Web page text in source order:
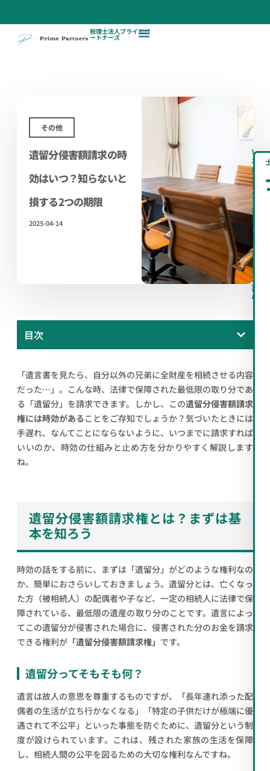
税理士法人プライムパ
ートナーズ
その他
遺留分侵害額請求の時
効はいつ？知らないと
損する2つの期限
2025-04-14
目次
「遺言書を見たら、自分以外の兄弟に全財産を相続させる内容
だった…」。こんな時、法律で保障された最低限の取り分であ
る「遺留分」を請求できます。しかし、この遺留分侵害額請求
権には時効があることをご存知でしょうか？気づいたときには
手遅れ、なんてことにならないように、いつまでに請求すれば
いいのか、時効の仕組みと止め方を分かりやすく解説します
ね。
遺留分侵害額請求権とは？まずは基
本を知ろう
時効の話をする前に、まずは「遺留分」がどのような権利なの
か、簡単におさらいしておきましょう。遺留分とは、亡くなっ
た方（被相続人）の配偶者や子など、一定の相続人に法律で保
障されている、最低限の遺産の取り分のことです。遺言によっ
てこの遺留分が侵害された場合に、侵害された分のお金を請求
できる権利が 「遺留分侵害額請求権」 です。
遺留分ってそもそも何？
遺言は故人の意思を尊重するものですが、「長年連れ添った配
偶者の生活が立ち行かなくなる」「特定の子供だけが極端に優
遇されて不公平」といった事態を防ぐために、遺留分という制
度が設けられています。これは、残された家族の生活を保障
し、相続人間の公平を図るための大切な権利なんですね。
\
相
続
の
不
安、
専
家
に
ず
は
無
料
相
談
/